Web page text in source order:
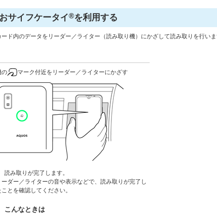
サイフケータイ®を利用する
ード内のデータをリーダー／ライター（読み取り機）にかざして読み取りを行い
の マーク付近をリーダー／ライターにかざす
読み取りが完了します。
ーダー／ライターの音や表示などで、読み取りが完了し
ことを確認してください。
こんなときは